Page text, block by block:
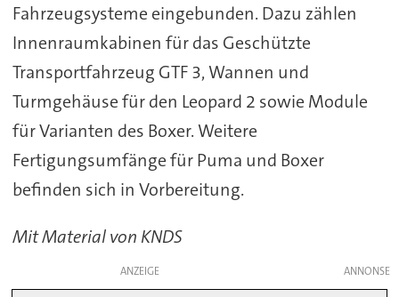
Fahrzeugsysteme eingebunden. Dazu zählen
Innenraumkabinen für das Geschützte
Transportfahrzeug GTF 3, Wannen und
Turmgehäuse für den Leopard 2 sowie Module
für Varianten des Boxer. Weitere
Fertigungsumfänge für Puma und Boxer
befinden sich in Vorbereitung.
Mit Material von KNDS
ANZEIGE